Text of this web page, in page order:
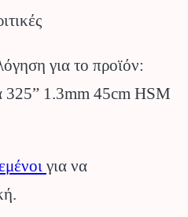
για το προϊόν:
325” 1.3mm 45cm HSM
για να